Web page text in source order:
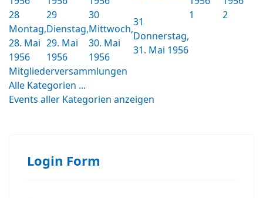
28
Montag,
28. Mai
1956
29
Dienstag,
29. Mai
1956
30
Mittwoch,
30. Mai
1956
31
Donnerstag,
31. Mai 1956
1 2
Mitgliederversammlungen
Alle Kategorien ...
Events aller Kategorien anzeigen
Login Form